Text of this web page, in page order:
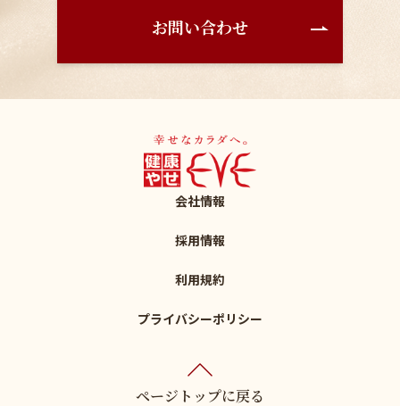
お問い合わせ
会社情報
採用情報
利用規約
プライバシーポリシー
ページトップに戻る